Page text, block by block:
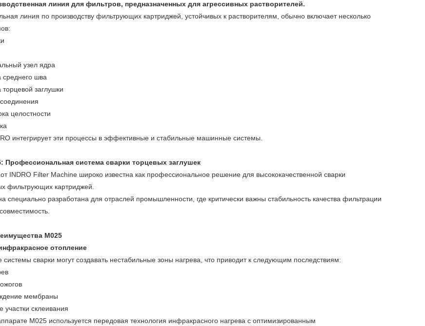
линия для фильтров, предназначенных для агрессивных растворителей.
линия по производству фильтрующих картриджей, устойчивых к растворителям, обычно включает несколько
узел ядра
среднего шва
торцевой заглушки
целостности
интегрирует эти процессы в эффективные и стабильные машинные системы.
Профессиональная система сварки торцевых заглушек
INDRO Filter Machine широко известна как профессиональное решение для высококачественной сварки
фильтрующих картриджей.
специально разработана для отраслей промышленности, где критически важны стабильность качества фильтрации
M025
отопление
сварки могут создавать нестабильные зоны нагрева, что приводит к следующим последствиям:
мембраны
участки склеивания
M025 используется передовая технология инфракрасного нагрева с оптимизированным